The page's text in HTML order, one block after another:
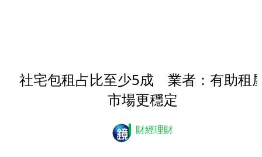
社宅包租占比至少5成 業者：有助租
市場更穩定
財經理財